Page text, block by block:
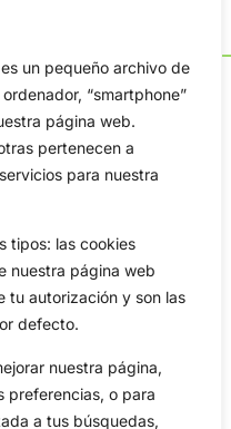
un pequeño archivo de
“smartphone”
página web.
pertenecen a
para nuestra
tipos: las cookies
nuestra página web
tu autorización y son las
defecto.
nuestra página,
preferencias, o para
a tus búsquedas,
información del golf
directo, vídeos, noticias,
Cup, DP World Tour, LPGA
Jon Rahm
Ryder Cup
Vídeos
De Interés